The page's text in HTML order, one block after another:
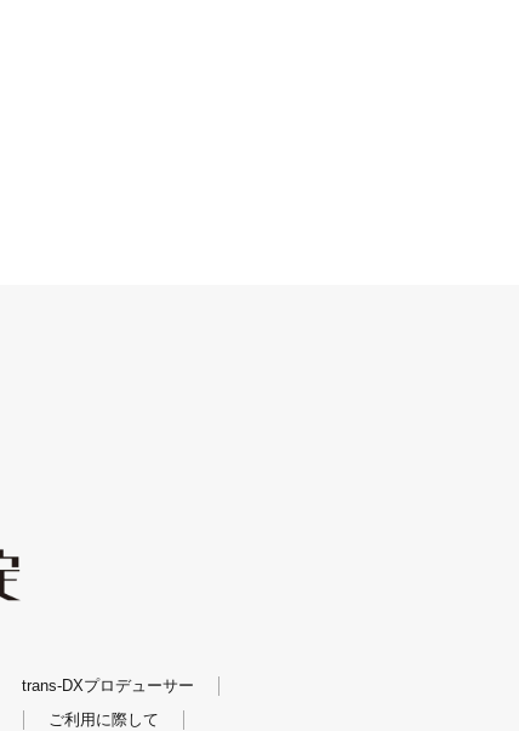
trans-DXプロデューサー
ご利用に際して